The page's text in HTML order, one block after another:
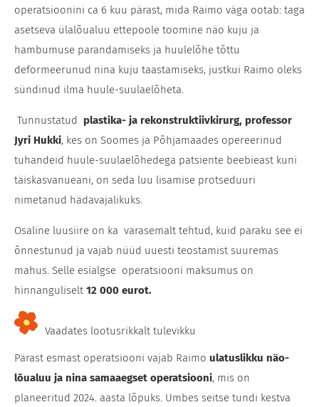
operatsioonini ca 6 kuu pärast, mida Raimo väga ootab: taga
asetseva ülalõualuu ettepoole toomine näo kuju ja
hambumuse parandamiseks ja huulelõhe tõttu
deformeerunud nina kuju taastamiseks, justkui Raimo oleks
sündinud ilma huule-suulaelõheta.
Tunnustatud plastika- ja rekonstruktiivkirurg, professor
Jyri Hukki, kes on Soomes ja Põhjamaades opereerinud
tuhandeid huule-suulaelõhedega patsiente beebieast kuni
täiskasvanueani, on seda luu lisamise protseduuri
nimetanud hädavajalikuks.
Osaline luusiire on ka varasemalt tehtud, kuid paraku see ei
õnnestunud ja vajab nüüd uuesti teostamist suuremas
mahus. Selle esialgse operatsiooni maksumus on
hinnanguliselt 12 000 eurot.
Vaadates lootusrikkalt tulevikku
Pärast esmast operatsiooni vajab Raimo ulatuslikku näo-
lõualuu ja nina samaaegset operatsiooni, mis on
planeeritud 2024. aasta lõpuks. Umbes seitse tundi kestva